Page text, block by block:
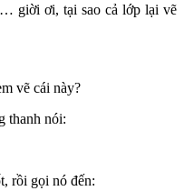
giời ơi, tại sao cả lớp lại vẽ
vẽ cái này?
thanh nói:
rồi gọi nó đến: